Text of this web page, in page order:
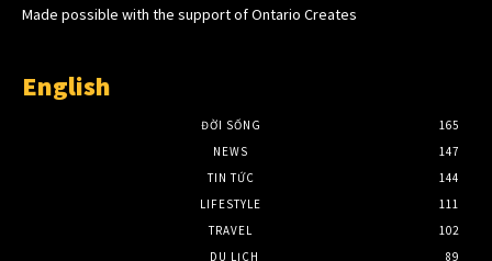
Made possible with the support of Ontario Creates
English
ĐỜI SỐNG
165
NEWS
147
TIN TỨC
144
LIFESTYLE
111
TRAVEL
102
DU LỊCH
89